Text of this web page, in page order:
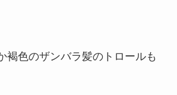
褐色のザンバラ髪のトロールも